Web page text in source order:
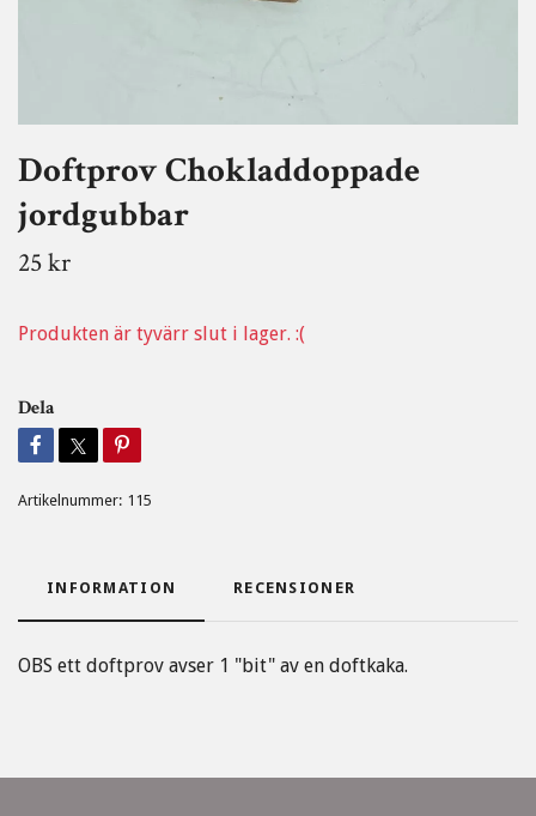
Doftprov Chokladdoppade
jordgubbar
25 kr
Produkten är tyvärr slut i lager. :(
Dela
Artikelnummer: 115
INFORMATION RECENSIONER
OBS ett doftprov avser 1 "bit" av en doftkaka.